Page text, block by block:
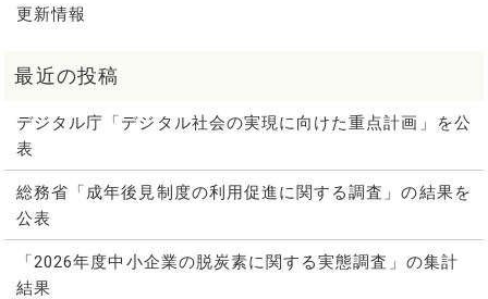
更新情報
デジタル庁「デジタル社会の実現に向けた重点計画」を公
表
総務省「成年後見制度の利用促進に関する調査」の結果を
公表
「2026年度中小企業の脱炭素に関する実態調査」の集計
結果